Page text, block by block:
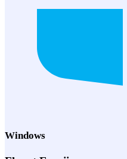
Windows